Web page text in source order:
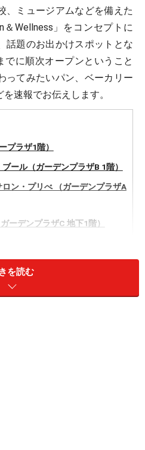
、ミュージアムなどを備えた
＆Wellness」をコンセプトに
話題のお出かけスポットとな
でに順次オープンということ
ってみたいパン、ベーカリー
速報でお伝えします。
プラザ1階）
ール（ガーデンプラザB 1階）
ン・プリべ （ガーデンプラザA
ーデンプラザC 地下1階）
ラザB 地下1階）
を読む